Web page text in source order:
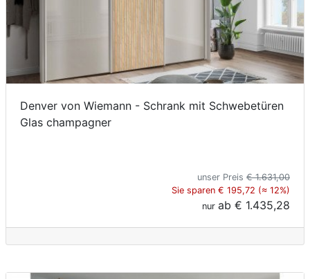
Denver von Wiemann - Schrank mit Schwebetüren
Glas champagner
unser Preis € 1.631,00
Sie sparen € 195,72 (≈ 12%)
nur ab € 1.435,28